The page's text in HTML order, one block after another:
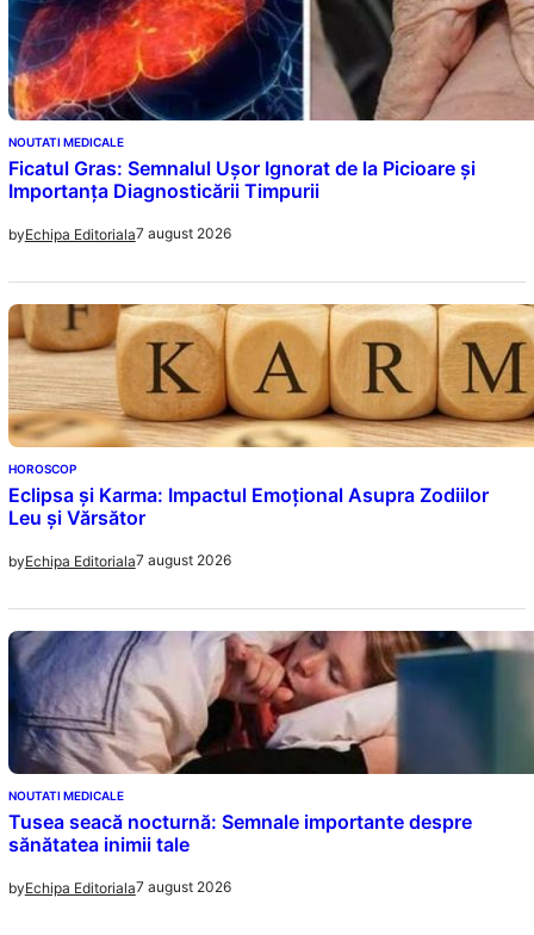
NOUTATI MEDICALE
Ficatul Gras: Semnalul Ușor Ignorat de la Picioare și
Importanța Diagnosticării Timpurii
byEchipa Editoriala7 august 2026
HOROSCOP
Eclipsa și Karma: Impactul Emoțional Asupra Zodiilor
Leu și Vărsător
byEchipa Editoriala7 august 2026
NOUTATI MEDICALE
Tusea seacă nocturnă: Semnale importante despre
sănătatea inimii tale
byEchipa Editoriala7 august 2026